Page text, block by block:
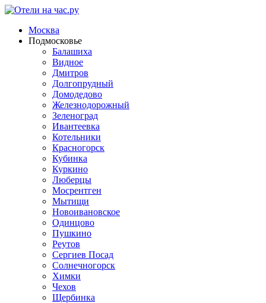
Москва
Подмосковье
Балашиха
Видное
Дмитров
Долгопрудный
Домодедово
Железнодорожный
Зеленоград
Ивантеевка
Котельники
Красногорск
Кубинка
Куркино
Люберцы
Мосрентген
Мытищи
Новоивановское
Одинцово
Пушкино
Реутов
Сергиев Посад
Солнечногорск
Химки
Чехов
Щербинка